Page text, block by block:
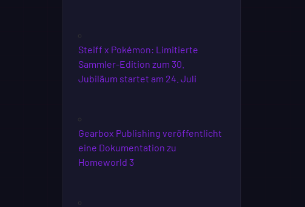
Steiff x Pokémon: Limitierte
Sammler-Edition zum 30.
Jubiläum startet am 24. Juli
Gearbox Publishing veröffentlicht
eine Dokumentation zu
Homeworld 3